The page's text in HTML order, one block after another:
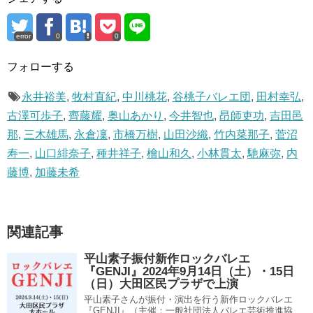
error 0 0
フォローする
永井裕美, 牧村直紀, 中川桃花, 谷桃子バレエ団 , 田村幸弘,
古澤可歩子, 齊藤耀, 奥山あかり , 今井智也, 昂師吏功, 吉田邑
那, 三木雄馬, 永倉凜, 市橋万樹, 山田沙織, 竹内菜那子, 菅沼
寿一, 山口緋奈子, 種井祥子, 檜山和久 , 小林貫太, 馳麻弥, 内
藤博, 加藤未希
関連記事
平山素子振付新作ロックバレエ
『GENJI』2024年9月14日（土）・15日
（日）大田区民プラザで上演
平山素子さんが振付・演出を行う新作ロックバレエ
『GENJI』（主催：一般社団法人バレエ芸術推進協